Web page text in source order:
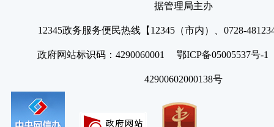
据管理局主办
12345政务服务便民热线【12345（市内）、0728-
政府网站标识码：4290060001 鄂ICP备05005537号
42900602000138号